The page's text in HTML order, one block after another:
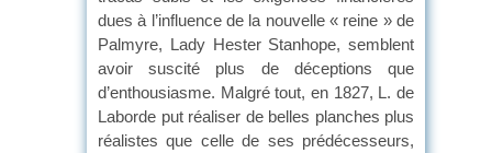
dues à l’influence de la nouvelle « reine » de
Palmyre, Lady Hester Stanhope, semblent
avoir suscité plus de déceptions que
d’enthousiasme. Malgré tout, en 1827, L. de
Laborde put réaliser de belles planches plus
réalistes que celle de ses prédécesseurs,